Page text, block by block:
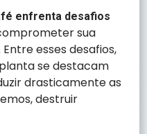
enfrenta desafios
sua
esses desafios,
se destacam
drasticamente as
destruir